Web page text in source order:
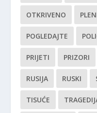
OTKRIVENO
POGLEDAJTE
PRIJETI PRIZORI
RUSIJA RUSKI
TISUĆE